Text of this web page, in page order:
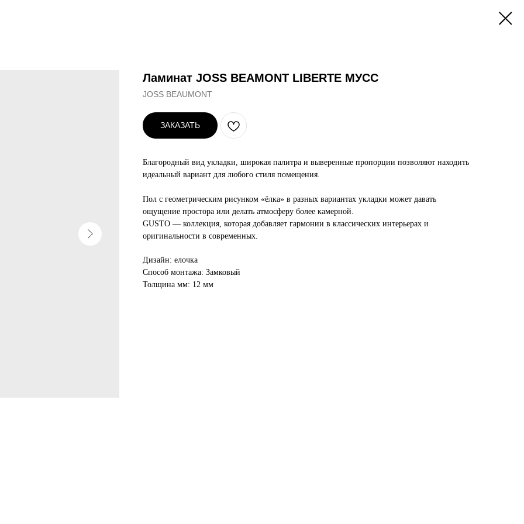
Ламинат JOSS BEAMONT LIBERTE МУСС
JOSS BEAUMONT
ЗАКАЗАТЬ
Благородный вид укладки, широкая палитра и выверенные пропорции позволяют находить
идеальный вариант для любого стиля помещения.
Пол с геометрическим рисунком «ёлка» в разных вариантах укладки может давать
ощущение простора или делать атмосферу более камерной.
GUSTO — коллекция, которая добавляет гармонии в классических интерьерах и
оригинальности в современных.
Дизайн: елочка
Способ монтажа: Замковый
Толщина мм: 12 мм